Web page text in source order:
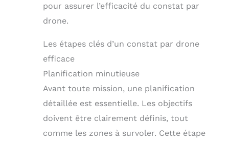
pour assurer l’efficacité du constat par
drone.
Les étapes clés d’un constat par drone
efficace
Planification minutieuse
Avant toute mission, une planification
détaillée est essentielle. Les objectifs
doivent être clairement définis, tout
comme les zones à survoler. Cette étape